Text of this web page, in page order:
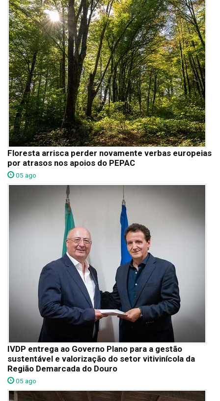
Floresta arrisca perder novamente verbas europeias
por atrasos nos apoios do PEPAC
05 ago
IVDP entrega ao Governo Plano para a gestão
sustentável e valorização do setor vitivinícola da
Região Demarcada do Douro
05 ago